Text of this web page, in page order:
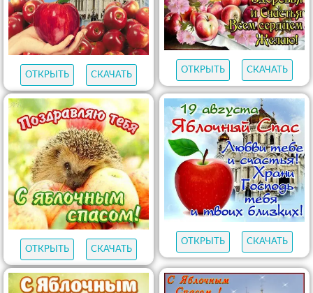
ОТКРЫТЬ СКАЧАТЬ
ОТКРЫТЬ СКАЧАТЬ
ОТКРЫТЬ СКАЧАТЬ
ОТКРЫТЬ СКАЧАТЬ